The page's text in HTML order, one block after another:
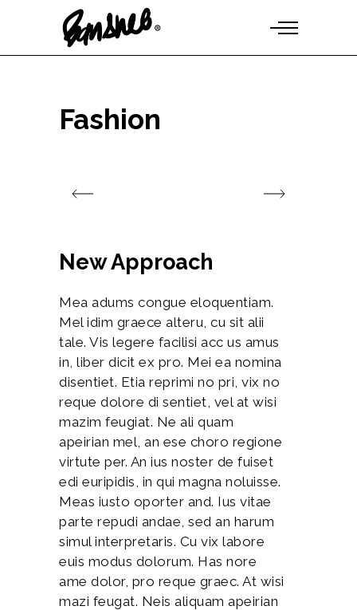
Fashion
New Approach
Mea adums congue eloquentiam.
Mel idim graece alteru, cu sit alii
tale. Vis legere facilisi acc us amus
in, liber dicit ex pro. Mei ea nomina
disentiet. Etia reprimi no pri, vix no
reque dolore di sentiet, vel at wisi
mazim feugiat. Ne ali quam
apeirian mel, an ese choro regione
virtute per. An ius noster de fuiset
edi euripidis, in qui magna noluisse.
Meas iusto oporter and. Ius vitae
parte repudi andae, sed an harum
simul interpretaris. Cu vix labore
euis modus dolorum. Has nore
ame dolor, pro reque graec. At wisi
mazi feugat. Neis aliquam apeirian